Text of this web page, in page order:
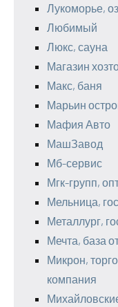
Лукоморье,
Любимый
Люкс, сауна
Магазин
Макс, баня
Марьин
Мафия Авто
МашЗавод
Мб-сервис
Мгк-групп,
Мельница,
Металлург,
Мечта, база
Микрон,
компания